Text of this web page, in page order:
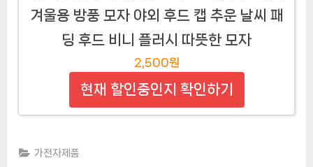
겨울용 방풍 모자 야외 후드 캡 추운 날씨 패
딩 후드 비니 플러시 따뜻한 모자
2,500원
현재 할인중인지 확인하기
가전자제품